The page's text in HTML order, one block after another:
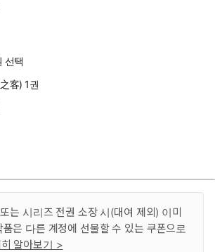
선택
는 시리즈 전권 소장 시(대여 제외) 이미
은 다른 계정에 선물할 수 있는 쿠폰으로
알아보기 >